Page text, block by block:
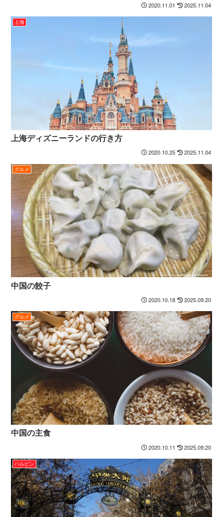
2020.11.01 2025.11.04
上海
上海ディズニーランドの行き方
2020.10.25 2025.11.04
グルメ
中国の餃子
2020.10.18 2025.09.20
グルメ
中国の主食
2020.10.11 2025.09.20
ハルビン